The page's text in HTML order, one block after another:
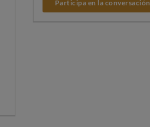
Participa en la conversación